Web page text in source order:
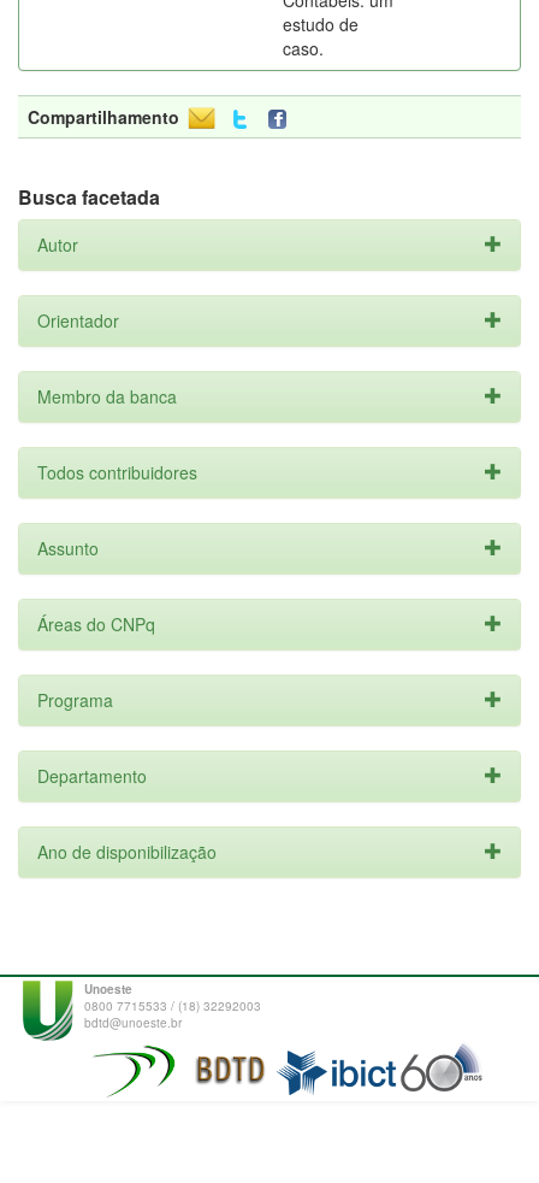
estudo de
caso.
Compartilhamento
Busca facetada
Autor
Orientador
Membro da banca
Todos contribuidores
Assunto
Áreas do CNPq
Programa
Departamento
Ano de disponibilização
Unoeste
0800 7715533 / (18) 32292003
bdtd@unoeste.br